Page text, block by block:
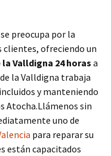
preocupa por la
clientes, ofreciendo un
Valldigna 24 horas a
la Valldigna trabaja
y manteniendo
Atocha.Llámenos sin
uno de
para reparar su
están capacitados